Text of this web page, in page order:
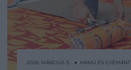
2026. MÁRCIUS 3. ● HAMU ÉS GYÉMÁNT